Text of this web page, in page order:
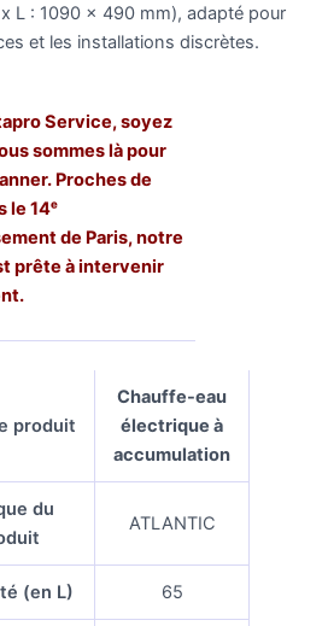
L : 1090 x 490 mm), adapté pour
et les installations discrètes.
Service, soyez
sommes là pour
Proches de
le 14ᵉ
de Paris, notre
prête à intervenir
produit
Chauffe-eau
électrique à
accumulation
du
ATLANTIC
(en L) 65